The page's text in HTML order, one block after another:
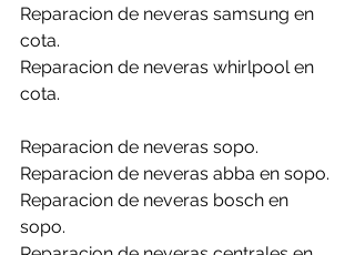
Reparacion de neveras samsung en
cota.
Reparacion de neveras whirlpool en
cota.
Reparacion de neveras sopo.
Reparacion de neveras abba en sopo.
Reparacion de neveras bosch en
sopo.